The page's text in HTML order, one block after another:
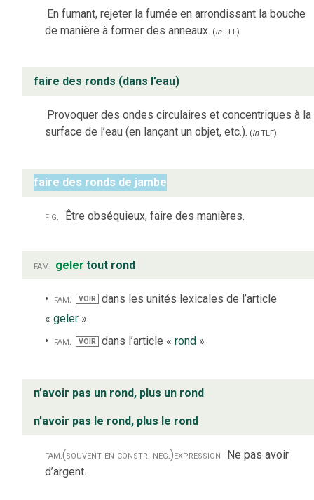
En fumant, rejeter la fumée en arrondissant la bouche
de manière à former des anneaux. (inTLF)
faire des ronds (dans l’eau)
Provoquer des ondes circulaires et concentriques à la
surface de l’eau (en lançant un objet, etc.). (inTLF)
faire des ronds de jambe
fig. Être obséquieux, faire des manières.
fam. geler tout rond
fam. VOIR
dans les unités lexicales de l’article
« geler »
fam.
VOIR dans l’article « rond »
n’avoir pas un rond, plus un rond
n’avoir pas le rond, plus le rond
fam.(souvent en constr. nég.)expression
Ne pas avoir
d’argent.